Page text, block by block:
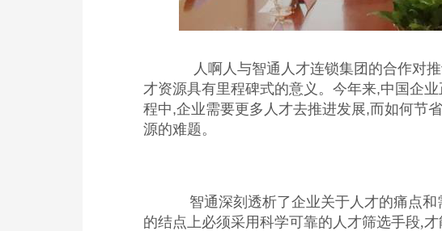
人啊人与智通人才连锁集团的合作对推
才资源具有里程碑式的意义。今年来,中国企
程中,企业需要更多人才去推进发展,而如何节
源的难题。
智通深刻透析了企业关于人才的痛点和
的结点上必须采用科学可靠的人才筛选手段,